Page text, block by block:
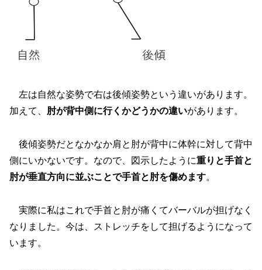
左は自然な姿勢で右は後傾姿勢という違いがあります。
加えて、 肘が背中側に行くかどうかの違いがあります。
後傾姿勢だとなかなか肩と肘が背中に体幹に対して背中
側にいかないです。なので、図示したように重りと手首と
肘が垂直方向に並ぶことで手首と肘を傷めます。
実際に私はこれで手首と肘が痛くてバーバルが担げなく
なりました。今は、ストレッチをして担げるようになって
います。